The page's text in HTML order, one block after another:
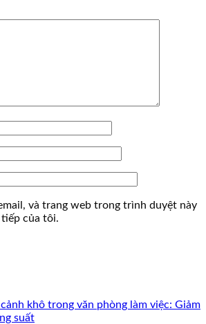
và trang web trong trình duyệt này
của tôi.
khô trong văn phòng làm việc: Giảm
suất